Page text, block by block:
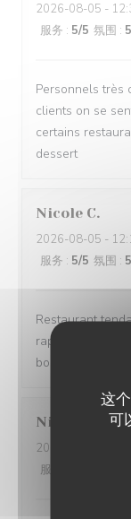
这
可
2026-08-05 -
服务 : 5/5 氛围 : 5
Personnels très
clients on se
certains
dessert
Nicole C
2026-08-05 -
服务 : 5/5 氛围 : 5
Restaurant
rapide Bon
bons produits
Nicolas
2026-08-04
服务